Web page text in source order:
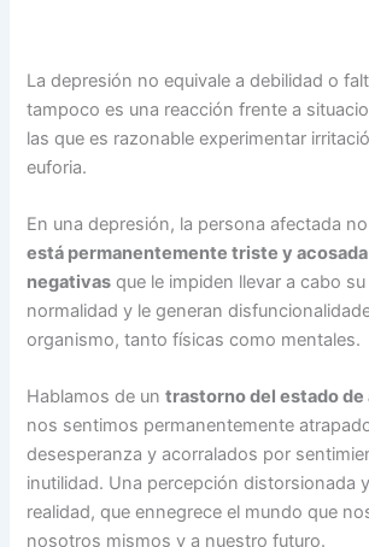
La depresión no equivale a debilidad o
tampoco es una reacción frente a
las que es razonable experimentar
euforia.
En una depresión, la persona afectada
está permanentemente triste y
negativas que le impiden llevar a cabo
normalidad y le generan
organismo, tanto físicas como mentales.
Hablamos de untrastorno del estado de
nos sentimos permanentemente
desesperanza y acorralados por
inutilidad. Una percepción distorsionada
realidad, que ennegrece el mundo que
nosotros mismos y a nuestro futuro.